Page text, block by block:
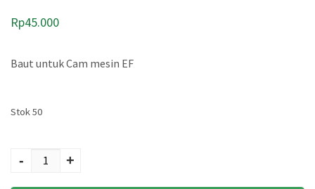
Rp45.000
Baut untuk Cam mesin EF
Stok 50
EF- +